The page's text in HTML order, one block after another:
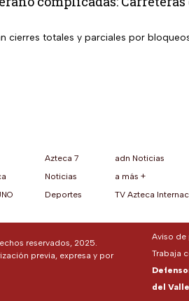
cierres totales y parciales por
pestaña)
pestaña)
una nueva pestaña)
en una nueva pestaña)
abre en una nueva pestaña)
(se abre en una nueva pestaña)
Azteca 7
Noticias
Deportes
adn Noticias
a más +
TV Azteca
reservados, 2025.
previa, expresa y por
Aviso de
Trabaja
del